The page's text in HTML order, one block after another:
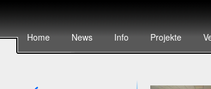
Home News Info Projekte